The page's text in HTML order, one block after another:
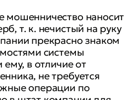
мошенничество наносит
т. к. нечистый на руку
прекрасно знаком
системы
ему, в отличие от
не требуется
операции по